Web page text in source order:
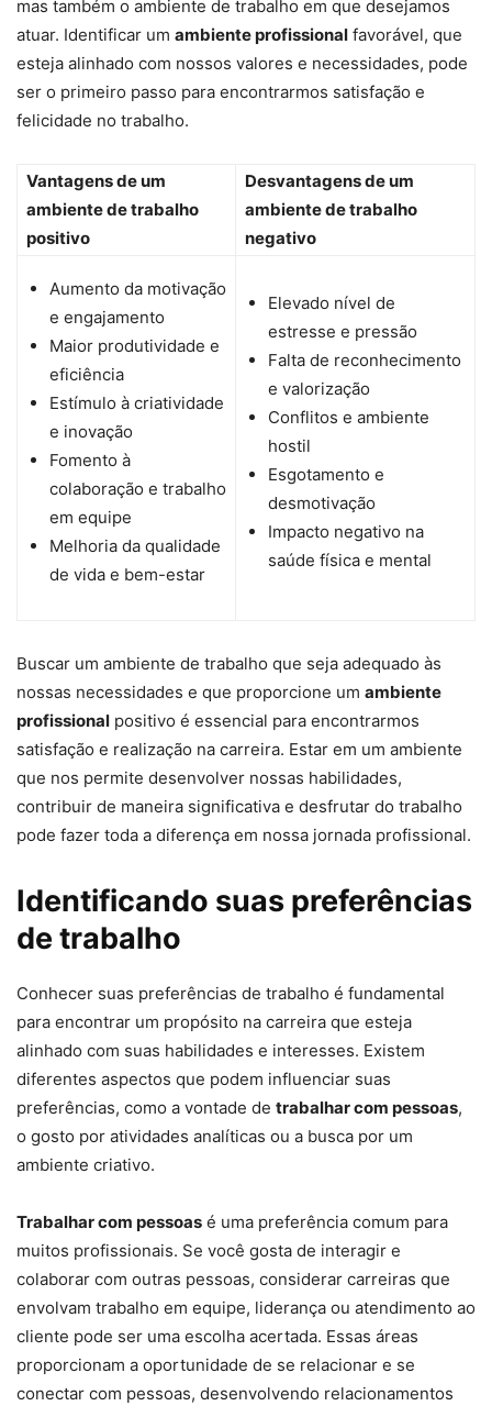
mas também o ambiente de trabalho em que desejamos
atuar. Identificar um ambiente profissional favorável, que
esteja alinhado com nossos valores e necessidades, pode
ser o primeiro passo para encontrarmos satisfação e
felicidade no trabalho.
Vantagens de um
ambiente de trabalho
positivo
Desvantagens de um
ambiente de trabalho
negativo
Aumento da motivação
e engajamento
Maior produtividade e
eficiência
Estímulo à criatividade
e inovação
Fomento à
colaboração e trabalho
em equipe
Melhoria da qualidade
de vida e bem-estar
Elevado nível de
estresse e pressão
Falta de reconhecimento
e valorização
Conflitos e ambiente
hostil
Esgotamento e
desmotivação
Impacto negativo na
saúde física e mental
Buscar um ambiente de trabalho que seja adequado às
nossas necessidades e que proporcione um ambiente
profissional positivo é essencial para encontrarmos
satisfação e realização na carreira. Estar em um ambiente
que nos permite desenvolver nossas habilidades,
contribuir de maneira significativa e desfrutar do trabalho
pode fazer toda a diferença em nossa jornada profissional.
Identificando suas preferências
de trabalho
Conhecer suas preferências de trabalho é fundamental
para encontrar um propósito na carreira que esteja
alinhado com suas habilidades e interesses. Existem
diferentes aspectos que podem influenciar suas
preferências, como a vontade de trabalhar com pessoas,
o gosto por atividades analíticas ou a busca por um
ambiente criativo.
Trabalhar com pessoas é uma preferência comum para
muitos profissionais. Se você gosta de interagir e
colaborar com outras pessoas, considerar carreiras que
envolvam trabalho em equipe, liderança ou atendimento ao
cliente pode ser uma escolha acertada. Essas áreas
proporcionam a oportunidade de se relacionar e se
conectar com pessoas, desenvolvendo relacionamentos